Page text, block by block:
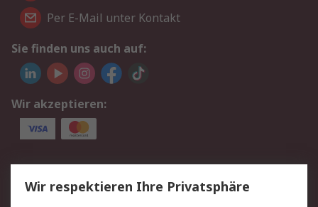
Per E-Mail unter Kontakt
Sie finden uns auch auf:
Wir akzeptieren:
Service
Value Added Services
Lieferlösungen
Wir respektieren Ihre Privatsphäre